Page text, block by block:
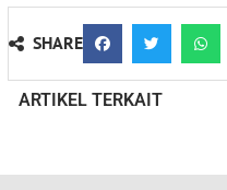
SHARE
ARTIKEL TERKAIT